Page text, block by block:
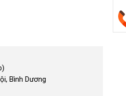
Bình Dương